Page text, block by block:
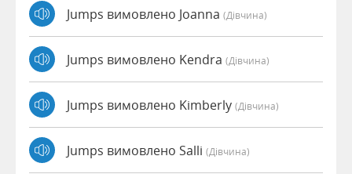
Jumps вимовлено Joanna (дівчина)
Jumps вимовлено Kendra (дівчина)
Jumps вимовлено Kimberly (дівчина)
Jumps вимовлено Salli (дівчина)